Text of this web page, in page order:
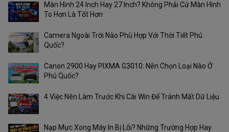
Màn Hình 24 Inch Hay 27 Inch? Không Phải Cứ Màn Hình
To Hơn Là Tốt Hơn
Camera Ngoài Trời Nào Phù Hợp Với Thời Tiết Phú
Quốc?
Canon 2900 Hay PIXMA G3010: Nên Chọn Loại Nào Ở
Phú Quốc?
4 Việc Nên Làm Trước Khi Cài Win Để Tránh Mất Dữ Liệu
Nạp Mực Xong Máy In Bị Lỗi? Những Trường Hợp Hay